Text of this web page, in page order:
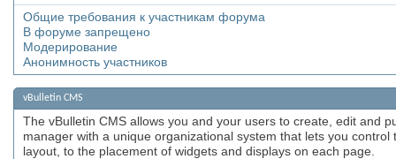
Общие требования к участникам форума
В форуме запрещено
Модерирование
Анонимность участников
vBulletin CMS
The vBulletin CMS allows you and your users to create, edit and
manager with a unique organizational system that lets you
layout, to the placement of widgets and displays on each page.